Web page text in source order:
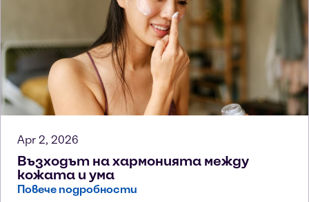
Apr 2, 2026
Възходът на хармонията между
кожата и ума
Повече подробности